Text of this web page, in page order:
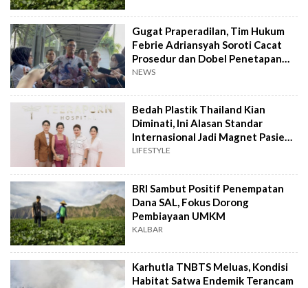
Gugat Praperadilan, Tim Hukum
Febrie Adriansyah Soroti Cacat
Prosedur dan Dobel Penetapan
Tersangka
NEWS
Bedah Plastik Thailand Kian
Diminati, Ini Alasan Standar
Internasional Jadi Magnet Pasien
Indonesia
LIFESTYLE
BRI Sambut Positif Penempatan
Dana SAL, Fokus Dorong
Pembiayaan UMKM
KALBAR
Karhutla TNBTS Meluas, Kondisi
Habitat Satwa Endemik Terancam